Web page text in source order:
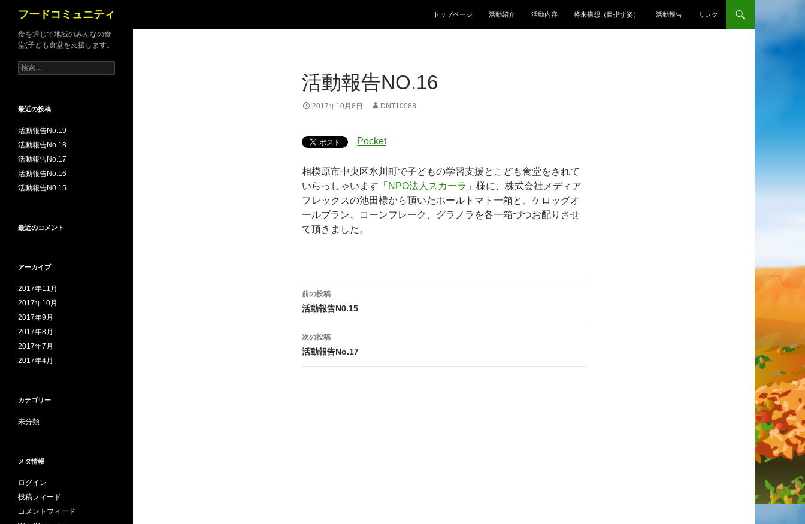
フードコミュニティ
トップページ
活動紹介 活動内容 将来構想（目指す姿） 活動報告 リンク
活動報告NO.16
2017年10月8日 DNT10088
Pocket
相模原市中央区氷川町で子どもの学習支援とこども食堂をされて
いらっしゃいます「 NPO法人スカーラ 」様に、株式会社メディア
フレックスの池田様から頂いたホールトマト一箱と、ケロッグオ
ールブラン、コーンフレーク、グラノラを各一箱づつお配りさせ
て頂きました。
投
稿
ナ
ビ
前の投稿
活動報告N0.15
次の投稿
活動報告No.17
食を通じて地域のみんなの食
堂(子ども食堂を支援します。
検
索:
最近の投稿
活動報告No.19
活動報告No.18
活動報告No.17
活動報告No.16
活動報告N0.15
最近のコメント
アーカイブ
2017年11月
2017年10月
2017年9月
2017年8月
2017年7月
2017年4月
カテゴリー
未分類
メタ情報
ログイン
投稿フィード
コメントフィード